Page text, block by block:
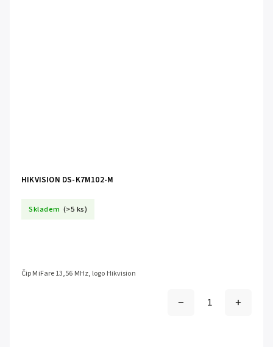
HIKVISION DS-K7M102-M
Skladem (>5 ks)
Čip MiFare 13,56 MHz, logo Hikvision